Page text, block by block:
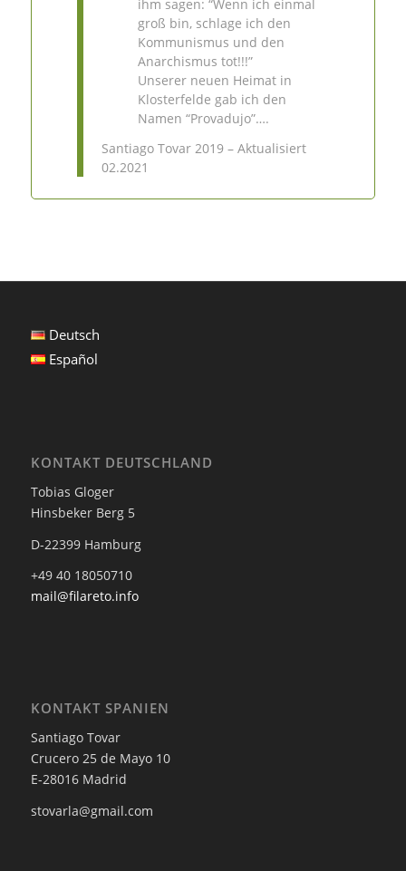
ihm sagen: “Wenn ich einmal
groß bin, schlage ich den
Kommunismus und den
Anarchismus tot!!!”
Unserer neuen Heimat in
Klosterfelde gab ich den
Namen “Provadujo”….
Santiago Tovar 2019 – Aktualisiert
02.2021
Deutsch
Español
KONTAKT DEUTSCHLAND
Tobias Gloger
Hinsbeker Berg 5
D-22399 Hamburg
+49 40 18050710
mail@filareto.info
KONTAKT SPANIEN
Santiago Tovar
Crucero 25 de Mayo 10
E-28016 Madrid
stovarla@gmail.com